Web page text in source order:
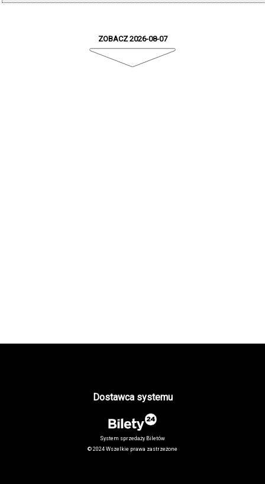
ZOBACZ 2026-08-07
Dostawca systemu
System sprzedaży Biletów
© 2024 Wszelkie prawa zastrzeżone